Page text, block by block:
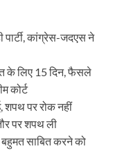
पार्टी, कांग्रेस-जदएस ने
के लिए 15 दिन, फैसले
कोर्ट
शपथ पर रोक नहीं
पर शपथ ली
बहुमत साबित करने को